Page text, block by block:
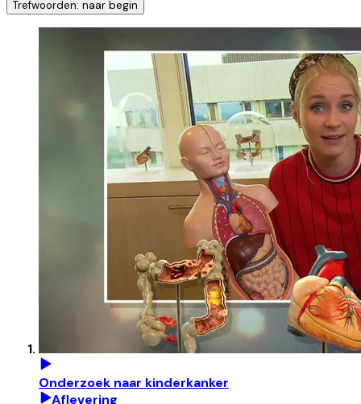
Trefwoorden: naar begin
Onderzoek naar kinderkanker
Aflevering